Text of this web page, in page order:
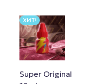
ХИТ!
Super Original